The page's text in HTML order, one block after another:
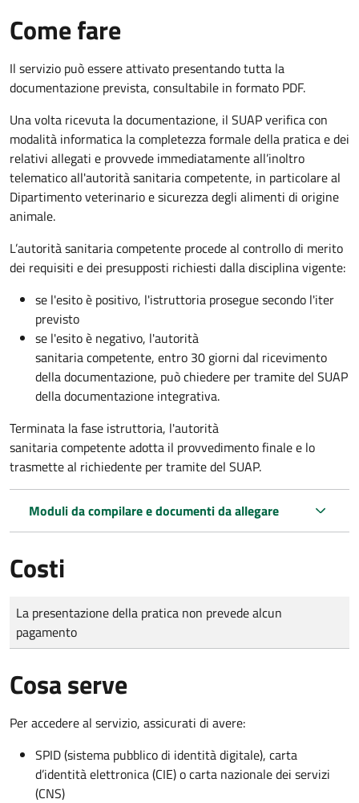
Come fare
Il servizio può essere attivato presentando tutta la
documentazione prevista, consultabile in formato PDF.
Una volta ricevuta la documentazione, il SUAP verifica con
modalità informatica la completezza formale della pratica e dei
relativi allegati e provvede immediatamente all’inoltro
telematico all'autorità sanitaria competente, in particolare al
Dipartimento veterinario e sicurezza degli alimenti di origine
animale.
L’autorità sanitaria competente procede al controllo di merito
dei requisiti e dei presupposti richiesti dalla disciplina vigente:
se l'esito è positivo, l'istruttoria prosegue secondo l'iter
previsto
se l'esito è negativo, l'autorità
sanitaria competente, entro 30 giorni dal ricevimento
della documentazione, può chiedere per tramite del SUAP
della documentazione integrativa.
Terminata la fase istruttoria, l'autorità
sanitaria competente adotta il provvedimento finale e lo
trasmette al richiedente per tramite del SUAP.
Moduli da compilare e documenti da allegare
Costi
Tipo di pagamento
Importo
La presentazione della pratica non prevede alcun
pagamento
Cosa serve
Per accedere al servizio, assicurati di avere:
SPID (sistema pubblico di identità digitale), carta
d’identità elettronica (CIE) o carta nazionale dei servizi
(CNS)